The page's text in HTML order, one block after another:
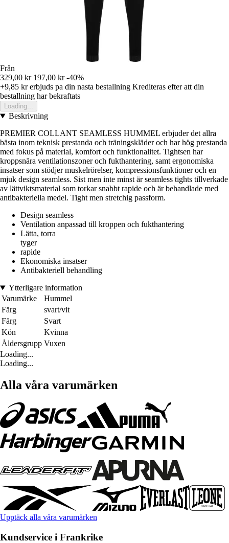
Från
329,00 kr 197,00 kr -40%
+9,85 krerbjuds pa din nasta bestallning Krediteras efter att din
bestallning har bekraftats
Loading...
Beskrivning
PREMIER COLLANT SEAMLESS HUMMEL erbjuder det allra
bästa inom teknisk prestanda och träningskläder och har hög prestanda
med fokus på material, komfort och funktionalitet. Tightsen har
kroppsnära ventilationszoner och fukthantering, samt ergonomiska
insatser som stödjer muskelrörelser, kompressionsfunktioner och en
mjuk design seamless. Sist men inte minst är seamless tights tillverkade
av lättviktsmaterial som torkar snabbt rapide och är behandlade med
antibakteriella medel. Tight men stretchig passform.
Design seamless
Ventilation anpassad till kroppen och fukthantering
Lätta, torra
tyger
rapide
Ekonomiska insatser
Antibakteriell behandling
Ytterligare information
Varumärke
Hummel
Färg
svart/vit
Färg
Svart
Kön
Kvinna
Åldersgrupp Vuxen
Loading...
Loading...
Alla våra varumärken
Upptäck alla våra varumärken
Kundservice i Frankrike